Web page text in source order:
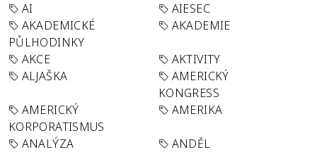
AI
AIESEC
AKADEMICKÉ
PŮLHODINKY
AKADEMIE
AKCE
AKTIVITY
ALJAŠKA
AMERICKÝ
KONGRESS
AMERICKÝ
KORPORATISMUS
AMERIKA
ANALÝZA
ANDĚL